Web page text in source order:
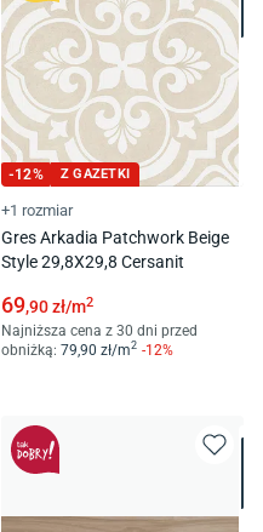
-12% Z GAZETKI
+1 rozmiar
Gres Arkadia Patchwork Beige
Style 29,8X29,8 Cersanit
69,90zł/m2
Najniższa cena z 30 dni przed
obniżką: 79,90 zł/m2 -12%